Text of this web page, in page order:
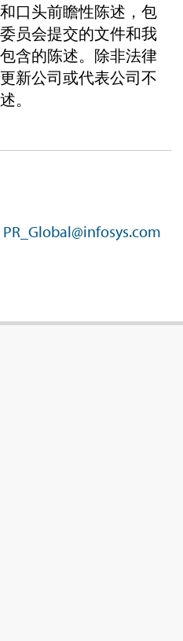
口头前瞻性陈述，包
员会提交的文件和我
含的陈述。除非法律
新公司或代表公司不
。
PR_Global@infosys.com